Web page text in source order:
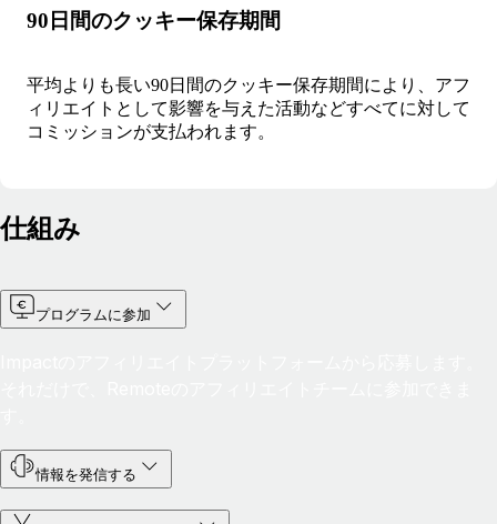
90日間のクッキー保存期間
平均よりも長い90日間のクッキー保存期間により、アフ
ィリエイトとして影響を与えた活動などすべてに対して
コミッションが支払われます。
仕組み
プログラムに参加
情報を発信する